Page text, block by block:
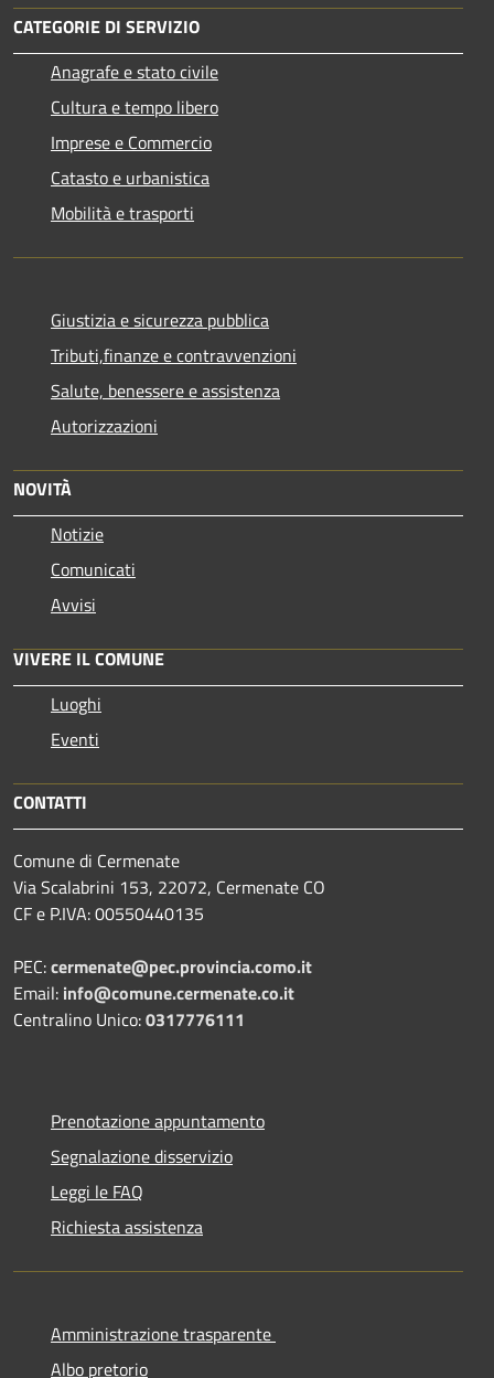
CATEGORIE DI SERVIZIO
Anagrafe e stato civile
Cultura e tempo libero
Imprese e Commercio
Catasto e urbanistica
Mobilità e trasporti
Giustizia e sicurezza pubblica
Tributi,finanze e contravvenzioni
Salute, benessere e assistenza
Autorizzazioni
NOVITÀ
Notizie
Comunicati
Avvisi
VIVERE IL COMUNE
Luoghi
Eventi
CONTATTI
Comune di Cermenate
Via Scalabrini 153, 22072, Cermenate CO
CF e P.IVA: 00550440135
PEC:cermenate@pec.provincia.como.it
Email: info@comune.cermenate.co.it
Centralino Unico:0317776111
Prenotazione appuntamento
Segnalazione disservizio
Leggi le FAQ
Richiesta assistenza
Amministrazione trasparente
Albo pretorio